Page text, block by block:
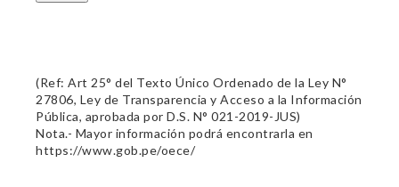
(Ref: Art 25° del Texto Único Ordenado de la Ley N°
27806, Ley de Transparencia y Acceso a la Información
Pública, aprobada por D.S. N° 021-2019-JUS)
Nota.- Mayor información podrá encontrarla en
https://www.gob.pe/oece/